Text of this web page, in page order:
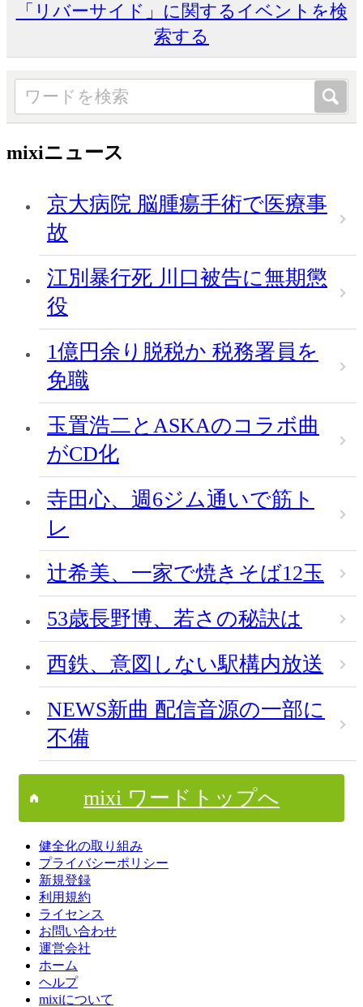
「リバーサイド」に関するイベントを検
索する
mixiニュース
京大病院 脳腫瘍手術で医療事
故
江別暴行死 川口被告に無期懲
役
1億円余り脱税か 税務署員を
免職
玉置浩二とASKAのコラボ曲
がCD化
寺田心、週6ジム通いで筋ト
レ
辻希美、一家で焼きそば12玉
53歳長野博、若さの秘訣は
西鉄、意図しない駅構内放送
NEWS新曲 配信音源の一部に
不備
mixi ワードトップへ
健全化の取り組み
プライバシーポリシー
新規登録
利用規約
ライセンス
お問い合わせ
運営会社
ホーム
ヘルプ
mixiについて